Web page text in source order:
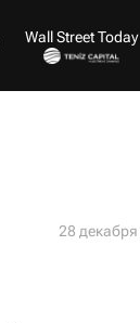
Wall Street Today
28